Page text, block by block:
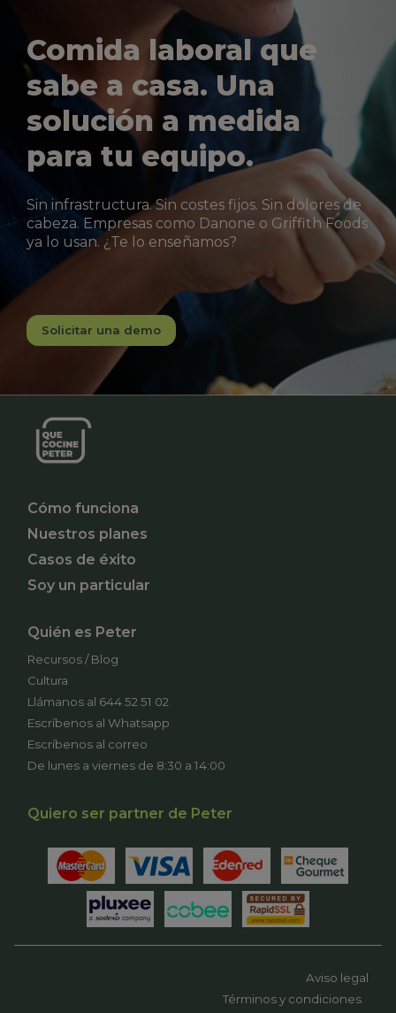
Comida laboral que
sabe a casa. Una
solución a medida
para tu equipo.
Sin infrastructura. Sin costes fijos. Sin dolores de
cabeza. Empresas como Danone o Griffith Foods
ya lo usan. ¿Te lo enseñamos?
Solicitar una demo
Cómo funciona
Nuestros planes
Casos de éxito
Soy un particular
Quién es Peter
Recursos / Blog
Cultura
Llámanos al 644 52 51 02
Escríbenos al Whatsapp
Escríbenos al correo
De lunes a viernes de 8:30 a 14:00
Quiero ser partner de Peter
Aviso legal
Términos y condiciones